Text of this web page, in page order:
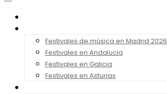
Festivales de música en Madrid 2026
Festivales en Andalucia
Festivales en Galicia
Festivales en Asturias